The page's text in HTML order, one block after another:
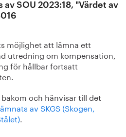
SOU 2023:18, "Värdet av
möjlighet att lämna ett
utredning om kompensation,
för hållbar fortsatt
och hänvisar till det
av SKGS (Skogen,
.